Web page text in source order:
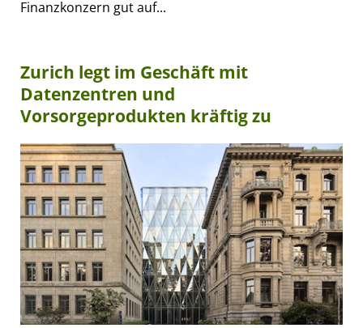
Finanzkonzern gut auf...
Zurich legt im Geschäft mit
Datenzentren und
Vorsorgeprodukten kräftig zu